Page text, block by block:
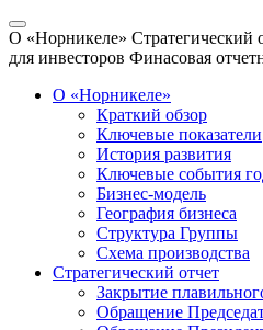
О «Норникеле» Стратегический
для инвесторов Финасовая
О «Норникеле»
Краткий обзор
Ключевые показатели
История развития
Ключевые события
Бизнес-модель
География бизнеса
Структура Группы
Схема производства
Стратегический отчет
Закрытие
Обращение